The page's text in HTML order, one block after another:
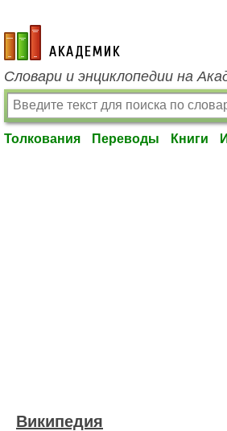
academic.ru
Словари и энциклопедии на
Толкования Переводы Книги
Википедия